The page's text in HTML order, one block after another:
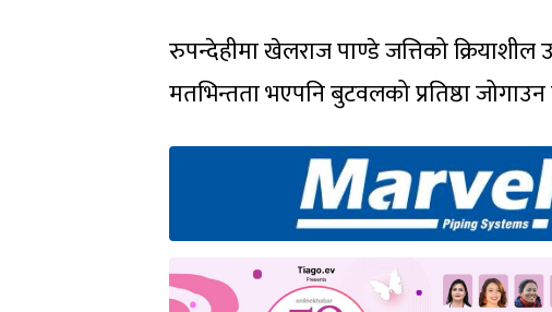
रुपन्देहीमा खेलराज पाण्डे जत्तिको क्रियाशील
मतभिन्तता भएपनि बुटवलको प्रतिष्ठा